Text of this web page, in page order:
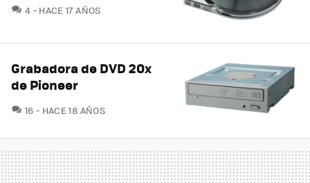
4 COMENTARIOS
HACE 17 AÑOS
Grabadora de DVD 20x
de Pioneer
16 COMENTARIOS
HACE 18 AÑOS